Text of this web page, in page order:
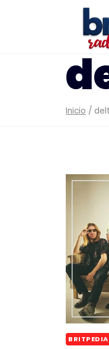
Inicio /
BRITPEDIA